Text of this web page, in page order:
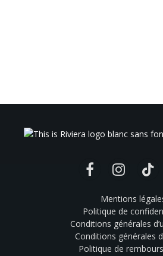
FacebookInstagram
Mentions
Politique de
Conditions générales
Conditions générales
Politique de